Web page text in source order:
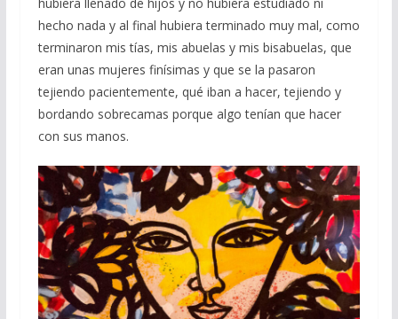
hecho nada y al final hubiera terminado muy mal, como
terminaron mis tías, mis abuelas y mis bisabuelas, que
eran unas mujeres finísimas y que se la pasaron
tejiendo pacientemente, qué iban a hacer, tejiendo y
bordando sobrecamas porque algo tenían que hacer
con sus manos.